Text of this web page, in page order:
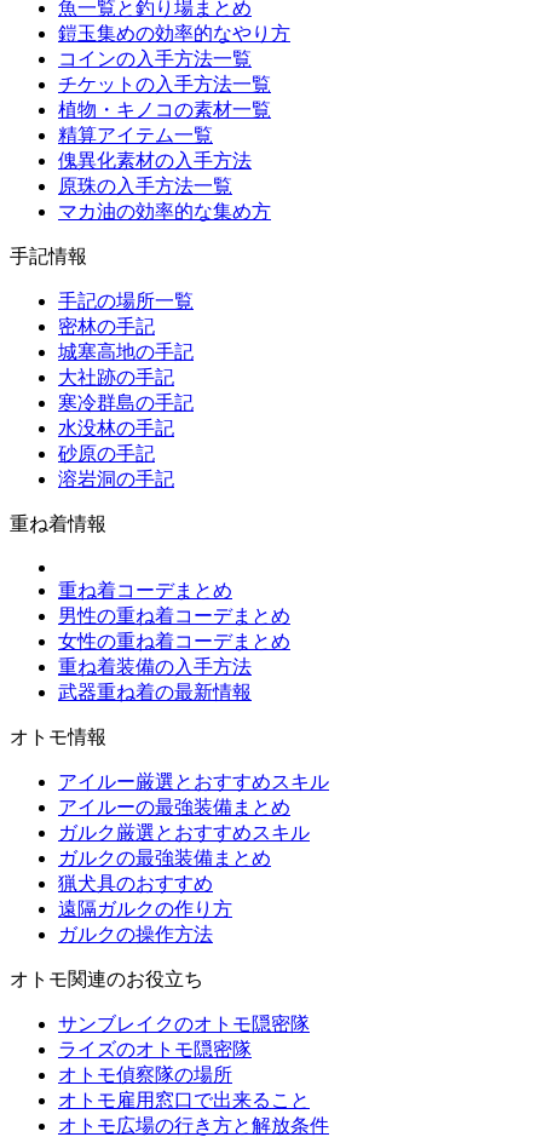
魚一覧と釣り場まとめ
鎧玉集めの効率的なやり方
コインの入手方法一覧
チケットの入手方法一覧
植物・キノコの素材一覧
精算アイテム一覧
傀異化素材の入手方法
原珠の入手方法一覧
マカ油の効率的な集め方
手記情報
手記の場所一覧
密林の手記
城塞高地の手記
大社跡の手記
寒冷群島の手記
水没林の手記
砂原の手記
溶岩洞の手記
重ね着情報
重ね着コーデまとめ
男性の重ね着コーデまとめ
女性の重ね着コーデまとめ
重ね着装備の入手方法
武器重ね着の最新情報
オトモ情報
アイルー厳選とおすすめスキル
アイルーの最強装備まとめ
ガルク厳選とおすすめスキル
ガルクの最強装備まとめ
猟犬具のおすすめ
遠隔ガルクの作り方
ガルクの操作方法
オトモ関連のお役立ち
サンブレイクのオトモ隠密隊
ライズのオトモ隠密隊
オトモ偵察隊の場所
オトモ雇用窓口で出来ること
オトモ広場の行き方と解放条件